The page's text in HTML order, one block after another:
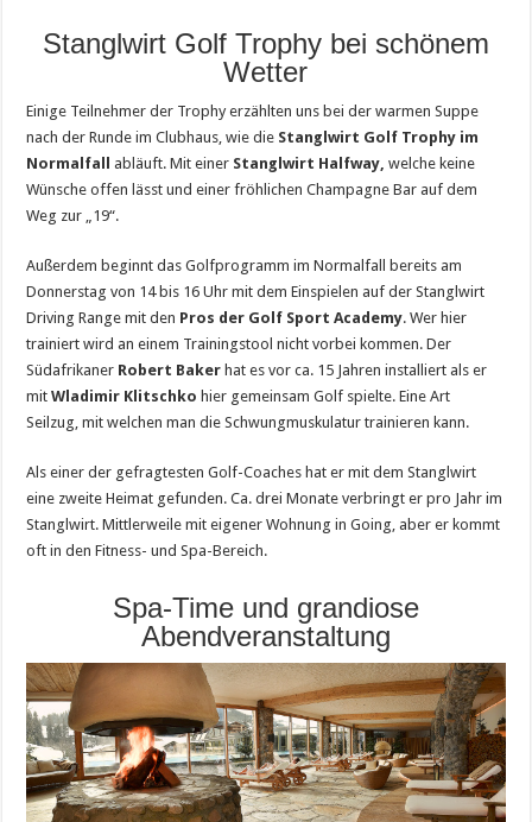
Stanglwirt Golf Trophy bei schönem
Wetter
Einige Teilnehmer der Trophy erzählten uns bei der warmen Suppe
nach der Runde im Clubhaus, wie die Stanglwirt Golf Trophy im
Normalfall
abläuft. Mit einer Stanglwirt Halfway, welche keine
Wünsche offen lässt und einer fröhlichen Champagne Bar auf dem
Weg zur „19“.
Außerdem beginnt das Golfprogramm im Normalfall bereits am
Donnerstag von 14 bis 16 Uhr mit dem Einspielen auf der Stanglwirt
Driving Range mit den Pros der Golf Sport Academy. Wer hier
trainiert wird an einem Trainingstool nicht vorbei kommen. Der
Südafrikaner Robert Baker hat es vor ca. 15 Jahren installiert als er
mitWladimir Klitschko hier gemeinsam Golf spielte. Eine Art
Seilzug, mit welchen man die Schwungmuskulatur trainieren kann.
Als einer der gefragtesten Golf-Coaches hat er mit dem Stanglwirt
eine zweite Heimat gefunden. Ca. drei Monate verbringt er pro Jahr im
Stanglwirt. Mittlerweile mit eigener Wohnung in Going, aber er kommt
oft in den Fitness- und Spa-Bereich.
Spa-Time und grandiose
Abendveranstaltung